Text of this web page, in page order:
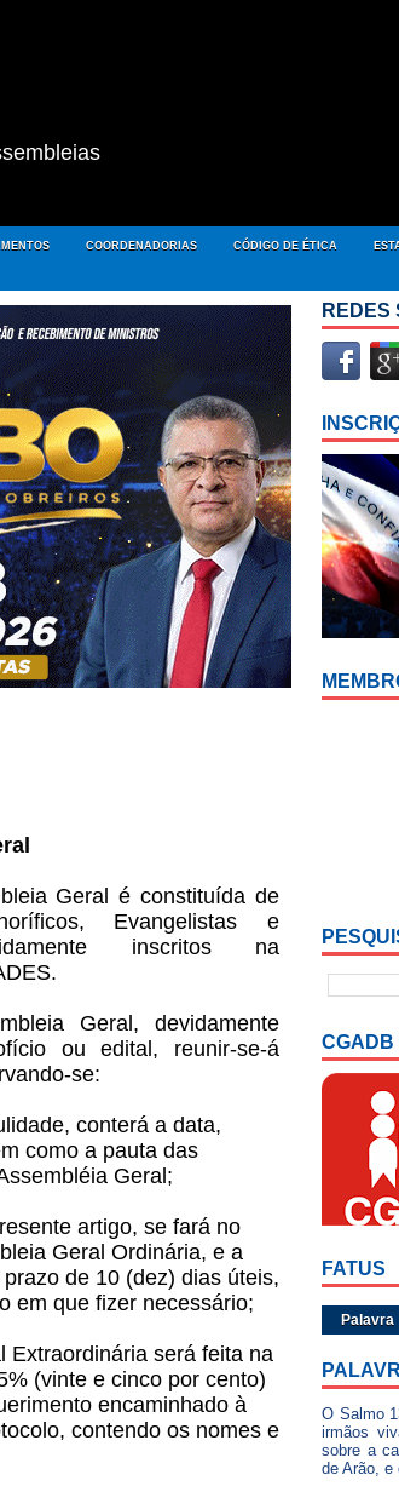
COORDENADORIAS CÓDIGO DE ÉTICA
Geral é constituída de
Evangelistas e
inscritos na
Geral, devidamente
ou edital, reunir-se-á
se:
conterá a data,
como a pauta das
Geral;
artigo, se fará no
Geral Ordinária, e a
de 10 (dez) dias úteis,
em que fizer necessário;
Extraordinária será feita na
(vinte e cinco por cento)
encaminhado à
contendo os nomes e
REDES
CGADB
FATUS
Palavra
O Salmo
irmãos
sobre a
de Arão,